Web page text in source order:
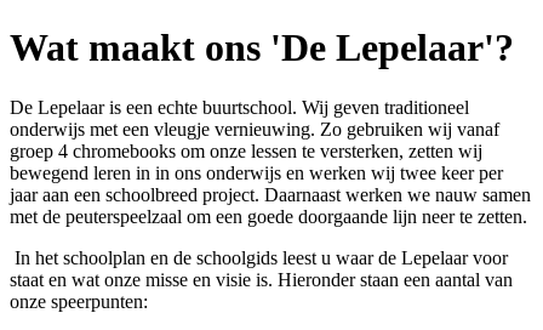
Wat maakt ons 'De Lepelaar'?
De Lepelaar is een echte buurtschool. Wij geven traditioneel
onderwijs met een vleugje vernieuwing. Zo gebruiken wij vanaf
groep 4 chromebooks om onze lessen te versterken, zetten wij
bewegend leren in in ons onderwijs en werken wij twee keer per
jaar aan een schoolbreed project. Daarnaast werken we nauw samen
met de peuterspeelzaal om een goede doorgaande lijn neer te zetten.
In het schoolplan en de schoolgids leest u waar de Lepelaar voor
staat en wat onze misse en visie is. Hieronder staan een aantal van
onze speerpunten: